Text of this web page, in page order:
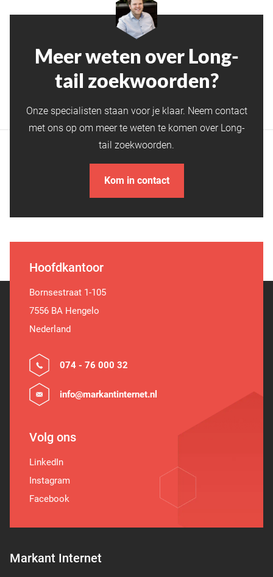
Meer weten over Long-
tail zoekwoorden?
Onze specialisten staan voor je klaar. Neem contact
met ons op om meer te weten te komen over Long-
tail zoekwoorden.
Kom in contact
Markant Internet
Hoofdkantoor
Bornsestraat 1-105
7556 BA Hengelo
Nederland
074 - 76 000 32
info@markantinternet.nl
Volg ons
LinkedIn
Instagram
Facebook